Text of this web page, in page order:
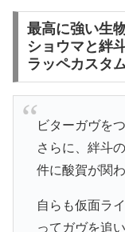
最高に強い生
ショウマと絆
ラッペカスタ
ビターガヴを
さらに、絆斗
件に酸賀が関
自らも仮面ラ
ってガヴを追